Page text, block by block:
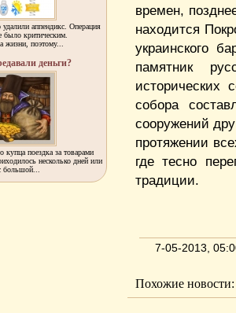
времен,
находится
украинского
памятник
исторических
собора
сооружений
протяжении
где тесно
традиции.
7-05-2013,
Похожие новости:
аппендикс. Операция
было критическим.
жизни, поэтому...
деньги?
поездка за товарами
несколько дней или
большой...